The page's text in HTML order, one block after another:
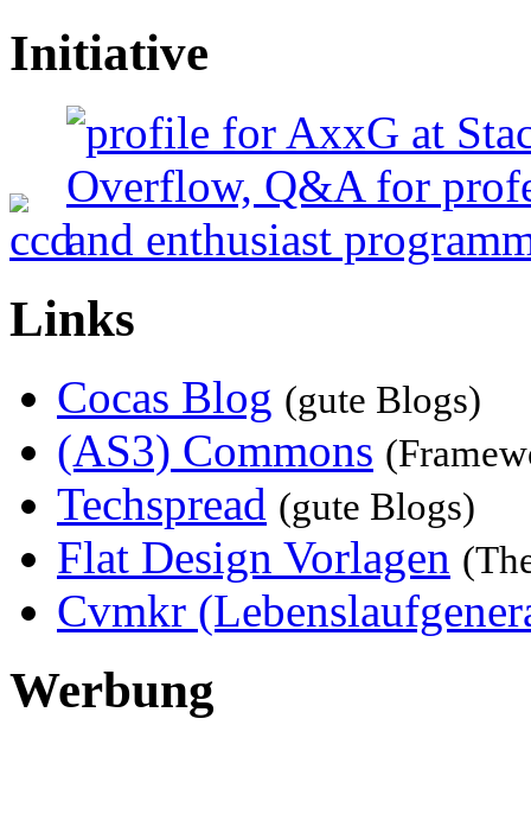
Initiative
Links
Cocas Blog (gute Blogs)
(AS3) Commons
Techspread (gute Blogs)
Flat Design Vorlagen
Cvmkr
Werbung